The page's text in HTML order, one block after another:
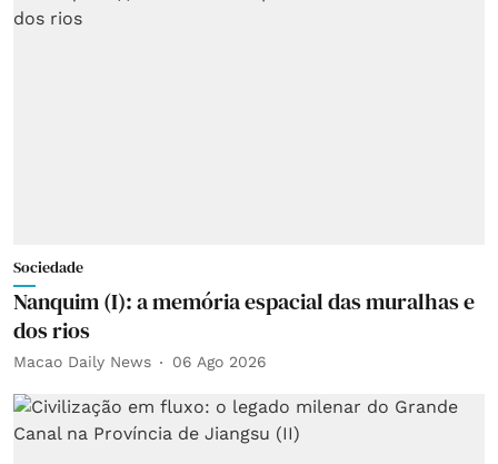
Sociedade
Nanquim (I): a memória espacial das muralhas e
dos rios
Macao Daily News 06 Ago 2026